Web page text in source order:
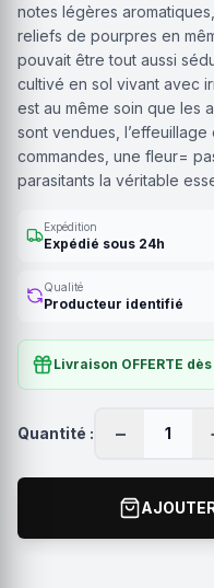
notes légères
reliefs de pourpres en
pouvait être tout aussi
cultivé en sol vivant avec
est au même soin que les
sont vendues,
commandes, une fleur=
parasitants la véritable
Expédition
Expédié sous 24h
Qualité
Producteur identifié
Livraison OFFERTE
Quantité : − 1